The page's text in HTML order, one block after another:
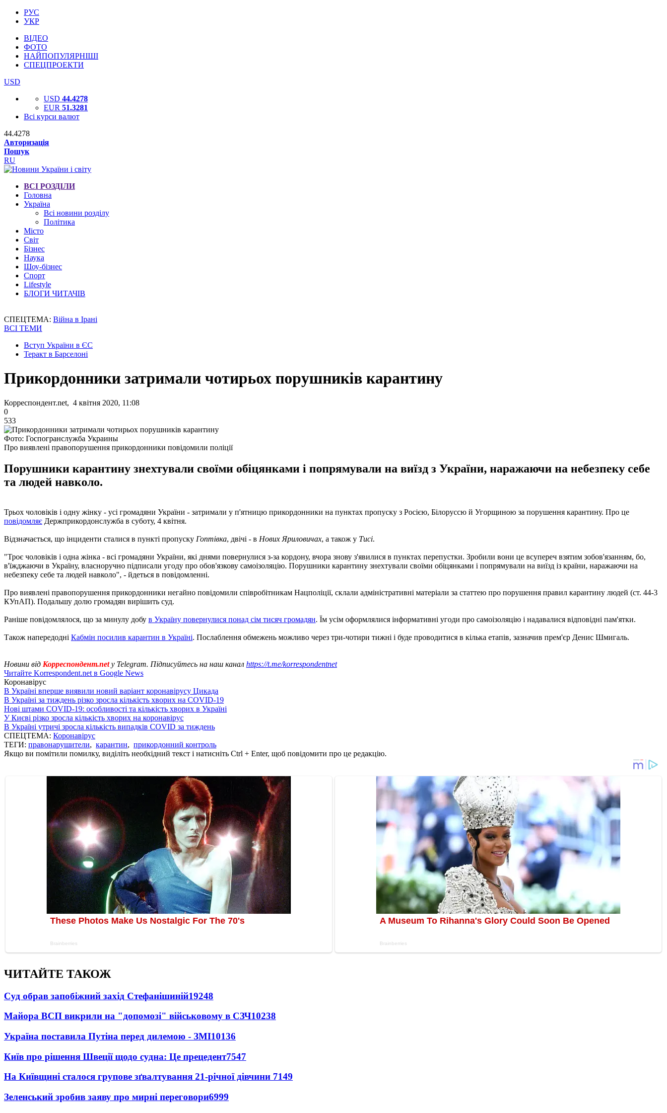
РУС
УКР
ВІДЕО
ФОТО
НАЙПОПУЛЯРНІШІ
СПЕЦПРОЕКТИ
USD
USD 44.4278
EUR 51.3281
Всі курси валют
44.4278
Авторизація
Пошук
RU
ВСІ РОЗДІЛИ
Головна
Україна
Всі новини розділу
Політика
Місто
Світ
Бізнес
Наука
Шоу-бізнес
Спорт
Lifestyle
БЛОГИ ЧИТАЧІВ
СПЕЦТЕМА: Війна в Ірані
ВСІ ТЕМИ
Вступ України в ЄС
Теракт в Барселоні
Прикордонники затримали чотирьох порушників карантину
Корреспондент.net, 4 квітня 2020, 11:08
0
533
Фото: Госпогранслужба Украины
Про виявлені правопорушення прикордонники повідомили поліції
Порушники карантину знехтували своїми обіцянками і попрямували на виїзд з України, наражаючи на небезпеку себе
та людей навколо.
Трьох чоловіків і одну жінку - усі громадяни України - затримали у п'ятницю прикордонники на пунктах пропуску з Росією, Білоруссю й Угорщиною за порушення карантину. Про це
повідомляє Держприкордонслужба в суботу, 4 квітня.
Відзначається, що інциденти сталися в пункті пропуску Гоптівка, двічі - в Нових Яриловичах, а також у Тисі.
"Троє чоловіків і одна жінка - всі громадяни України, які днями повернулися з-за кордону, вчора знову з'явилися в пунктах перепустки. Зробили вони це всупереч взятим зобов'язанням, бо,
в'їжджаючи в Україну, власноручно підписали угоду про обов'язкову самоізоляцію. Порушники карантину знехтували своїми обіцянками і попрямували на виїзд із країни, наражаючи на
небезпеку себе та людей навколо", - йдеться в повідомленні.
Про виявлені правопорушення прикордонники негайно повідомили співробітникам Нацполіції, склали адміністративні матеріали за статтею про порушення правил карантину людей (ст. 44-3
КУпАП). Подальшу долю громадян вирішить суд.
Раніше повідомлялося, що за минулу добу в Україну повернулися понад сім тисяч громадян. Їм усім оформлялися інформативні угоди про самоізоляцію і надавалися відповідні пам'ятки.
Також напередодні Кабмін посилив карантин в Україні. Послаблення обмежень можливо через три-чотири тижні і буде проводитися в кілька етапів, зазначив прем'єр Денис Шмигаль.
Новини від Корреспондент.netу Telegram. Підписуйтесь на наш канал https://t.me/korrespondentnet
Читайте Korrespondent.net в Google News
Коронавірус
В Україні вперше виявили новий варіант коронавірусу Цикада
В Україні за тиждень різко зросла кількість хворих на COVID-19
Нові штами COVID-19: особливості та кількість хворих в Україні
У Києві різко зросла кількість хворих на коронавірус
В Україні утричі зросла кількість випадків COVID за тиждень
СПЕЦТЕМА: Коронавірус
ТЕГИ: правонарушители, карантин, прикордонний контроль
Якщо ви помітили помилку, виділіть необхідний текст і натисніть Ctrl + Enter, щоб повідомити про це редакцію.
ЧИТАЙТЕ ТАКОЖ
Суд обрав запобіжний захід Стефанішиній19248
Майора ВСП викрили на "допомозі" військовому в СЗЧ10238
Україна поставила Путіна перед дилемою - ЗМІ10136
Київ про рішення Швеції щодо судна: Це прецедент7547
На Київщині сталося групове зґвалтування 21-річної дівчини 7149
Зеленський зробив заяву про мирні переговори6999